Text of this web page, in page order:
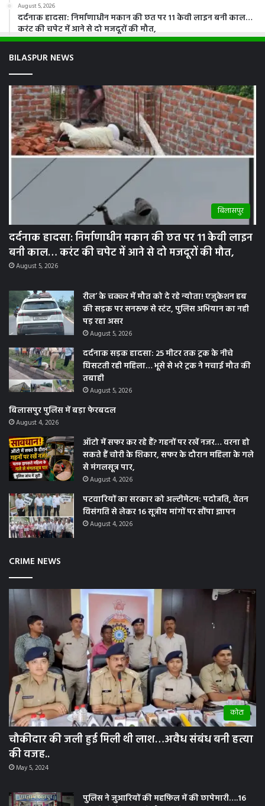
August 5, 2026
दर्दनाक हादसा: निर्माणाधीन मकान की छत पर 11 केवी लाइन बनी काल…
करंट की चपेट में आने से दो मजदूरों की मौत,
BILASPUR NEWS
बिलासपुर
दर्दनाक हादसा: निर्माणाधीन मकान की छत पर 11 केवी लाइन
बनी काल… करंट की चपेट में आने से दो मजदूरों की मौत,
August 5, 2026
रील’ के चक्कर में मौत को दे रहे न्योता! एजुकेशन हब
की सड़क पर सनरूफ से स्टंट, पुलिस अभियान का नही
पड़ रहा असर
August 5, 2026
दर्दनाक सड़क हादसा: 25 मीटर तक ट्रक के नीचे
घिसटती रही महिला… भूसे से भरे ट्रक ने मचाई मौत की
तबाही
August 5, 2026
बिलासपुर पुलिस में बड़ा फेरबदल
August 4, 2026
ऑटो में सफर कर रहे हैं? गहनों पर रखें नजर… वरना हो
सकते हैं चोरी के शिकार, सफर के दौरान महिला के गले
से मंगलसूत्र पार,
August 4, 2026
पटवारियों का सरकार को अल्टीमेटम: पदोन्नति, वेतन
विसंगति से लेकर 16 सूत्रीय मांगों पर सौंपा ज्ञापन
August 4, 2026
CRIME NEWS
कोटा
चौकीदार की जली हुई मिली थी लाश…अवैध संबंध बनी हत्या
की वजह..
May 5, 2024
पुलिस ने जुआरियों की महफ़िल में की छापेमारी….16